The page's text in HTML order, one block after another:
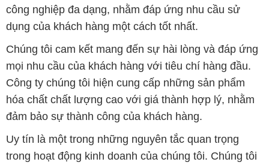
công nghiệp đa dạng, nhằm đáp ứng nhu cầu sử
dụng của khách hàng một cách tốt nhất.
Chúng tôi cam kết mang đến sự hài lòng và đáp ứng
mọi nhu cầu của khách hàng với tiêu chí hàng đầu.
Công ty chúng tôi hiện cung cấp những sản phẩm
hóa chất chất lượng cao với giá thành hợp lý, nhằm
đảm bảo sự thành công của khách hàng.
Uy tín là một trong những nguyên tắc quan trọng
trong hoạt động kinh doanh của chúng tôi. Chúng tôi